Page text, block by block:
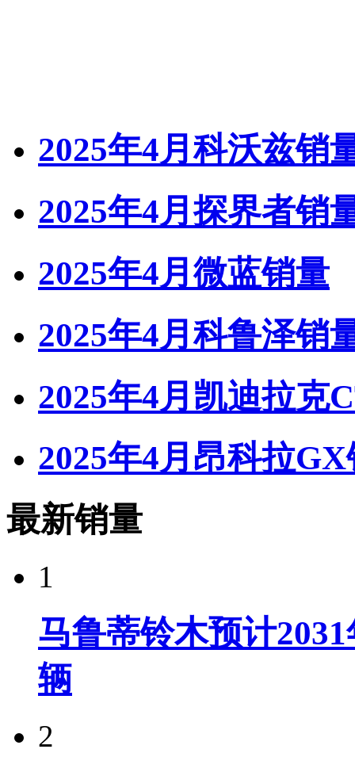
2025年4月科沃兹销
2025年4月探界者销
2025年4月微蓝销量
2025年4月科鲁泽销
2025年4月凯迪拉克
2025年4月昂科拉
最新销量
1
马鲁蒂铃木预计
辆
2